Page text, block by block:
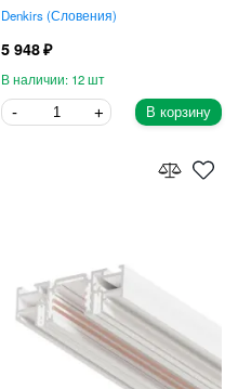
Denkirs Словения
5 948
12
В корзину